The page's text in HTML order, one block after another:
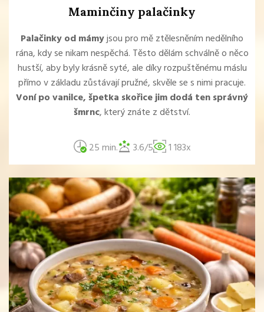
Maminčiny palačinky
Palačinky od mámyjsou pro mě ztělesněním nedělního
rána, kdy se nikam nespěchá. Těsto dělám schválně o něco
hustší, aby byly krásně syté, ale díky rozpuštěnému máslu
přímo v základu zůstávají pružné, skvěle se s nimi pracuje.
Voní po vanilce, špetka skořice jim dodá ten správný
šmrnc, který znáte z dětství.
25 min. 3.6/5 1 183x